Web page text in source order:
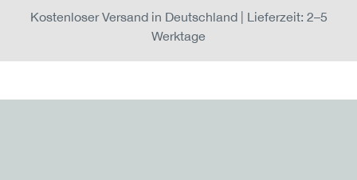
Kostenloser Versand in Deutschland | Lieferzeit: 2–5
Werktage